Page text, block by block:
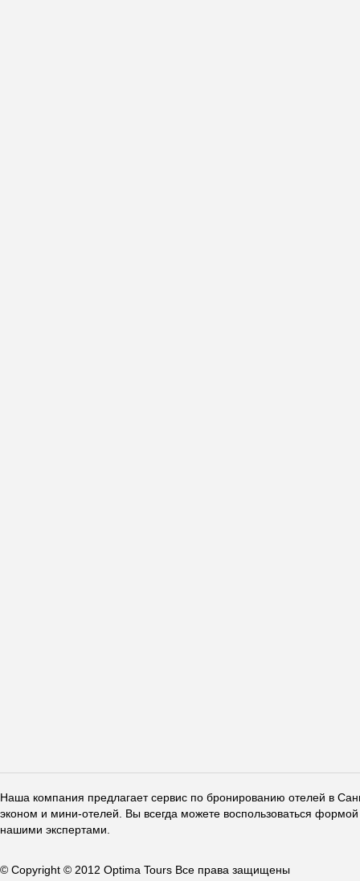
Наша компания предлагает сервис по бронированию отелей в
эконом и мини-отелей. Вы всегда можете воспользоваться
нашими экспертами.
© Copyright © 2012 Optima Tours Все права защищены